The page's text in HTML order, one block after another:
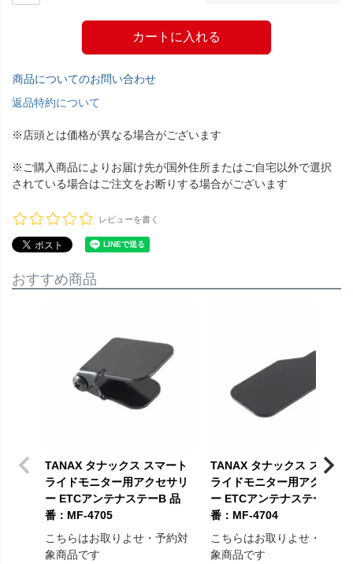
カートに入れる
商品についてのお問い合わせ
返品特約について
※店頭とは価格が異なる場合がございます
※ご購入商品によりお届け先が国外住所またはご自宅以外で選択
されている場合はご注文をお断りする場合がございます
レビューを書く
おすすめ商品
TANAX タナックス スマート
ライドモニター用アクセサリ
ー ETCアンテナステーB 品
番：MF-4705
こちらはお取りよせ・予約対
象商品です
TANAX タナックス スマート
ライドモニター用アクセサリ
ー ETCアンテナステーA 品
番：MF-4704
こちらはお取りよせ・予約対
象商品です